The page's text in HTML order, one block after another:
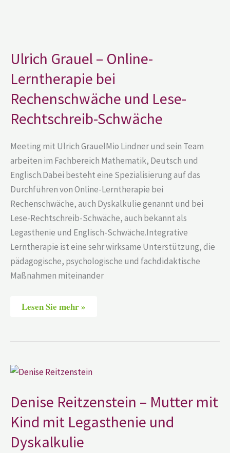
Ulrich Grauel – Online-
Lerntherapie bei
Rechenschwäche und Lese-
Rechtschreib-Schwäche
Meeting mit Ulrich GrauelMio Lindner und sein Team
arbeiten im Fachbereich Mathematik, Deutsch und
Englisch.Dabei besteht eine Spezialisierung auf das
Durchführen von Online-Lerntherapie bei
Rechenschwäche, auch Dyskalkulie genannt und bei
Lese-Rechtschreib-Schwäche, auch bekannt als
Legasthenie und Englisch-Schwäche.Integrative
Lerntherapie ist eine sehr wirksame Unterstützung, die
pädagogische, psychologische und fachdidaktische
Maßnahmen miteinander
Online-
Lerntherapie
Rechenschwäche
und
Lese-
Rechtschreib-
Schwäche
Lesen Sie mehr »
Denise Reitzenstein – Mutter mit
Kind mit Legasthenie und
Dyskalkulie
Denise
Reitzenstein
Mutter
mit
Kind
mit
Legasthenie
und
Dyskalkulie